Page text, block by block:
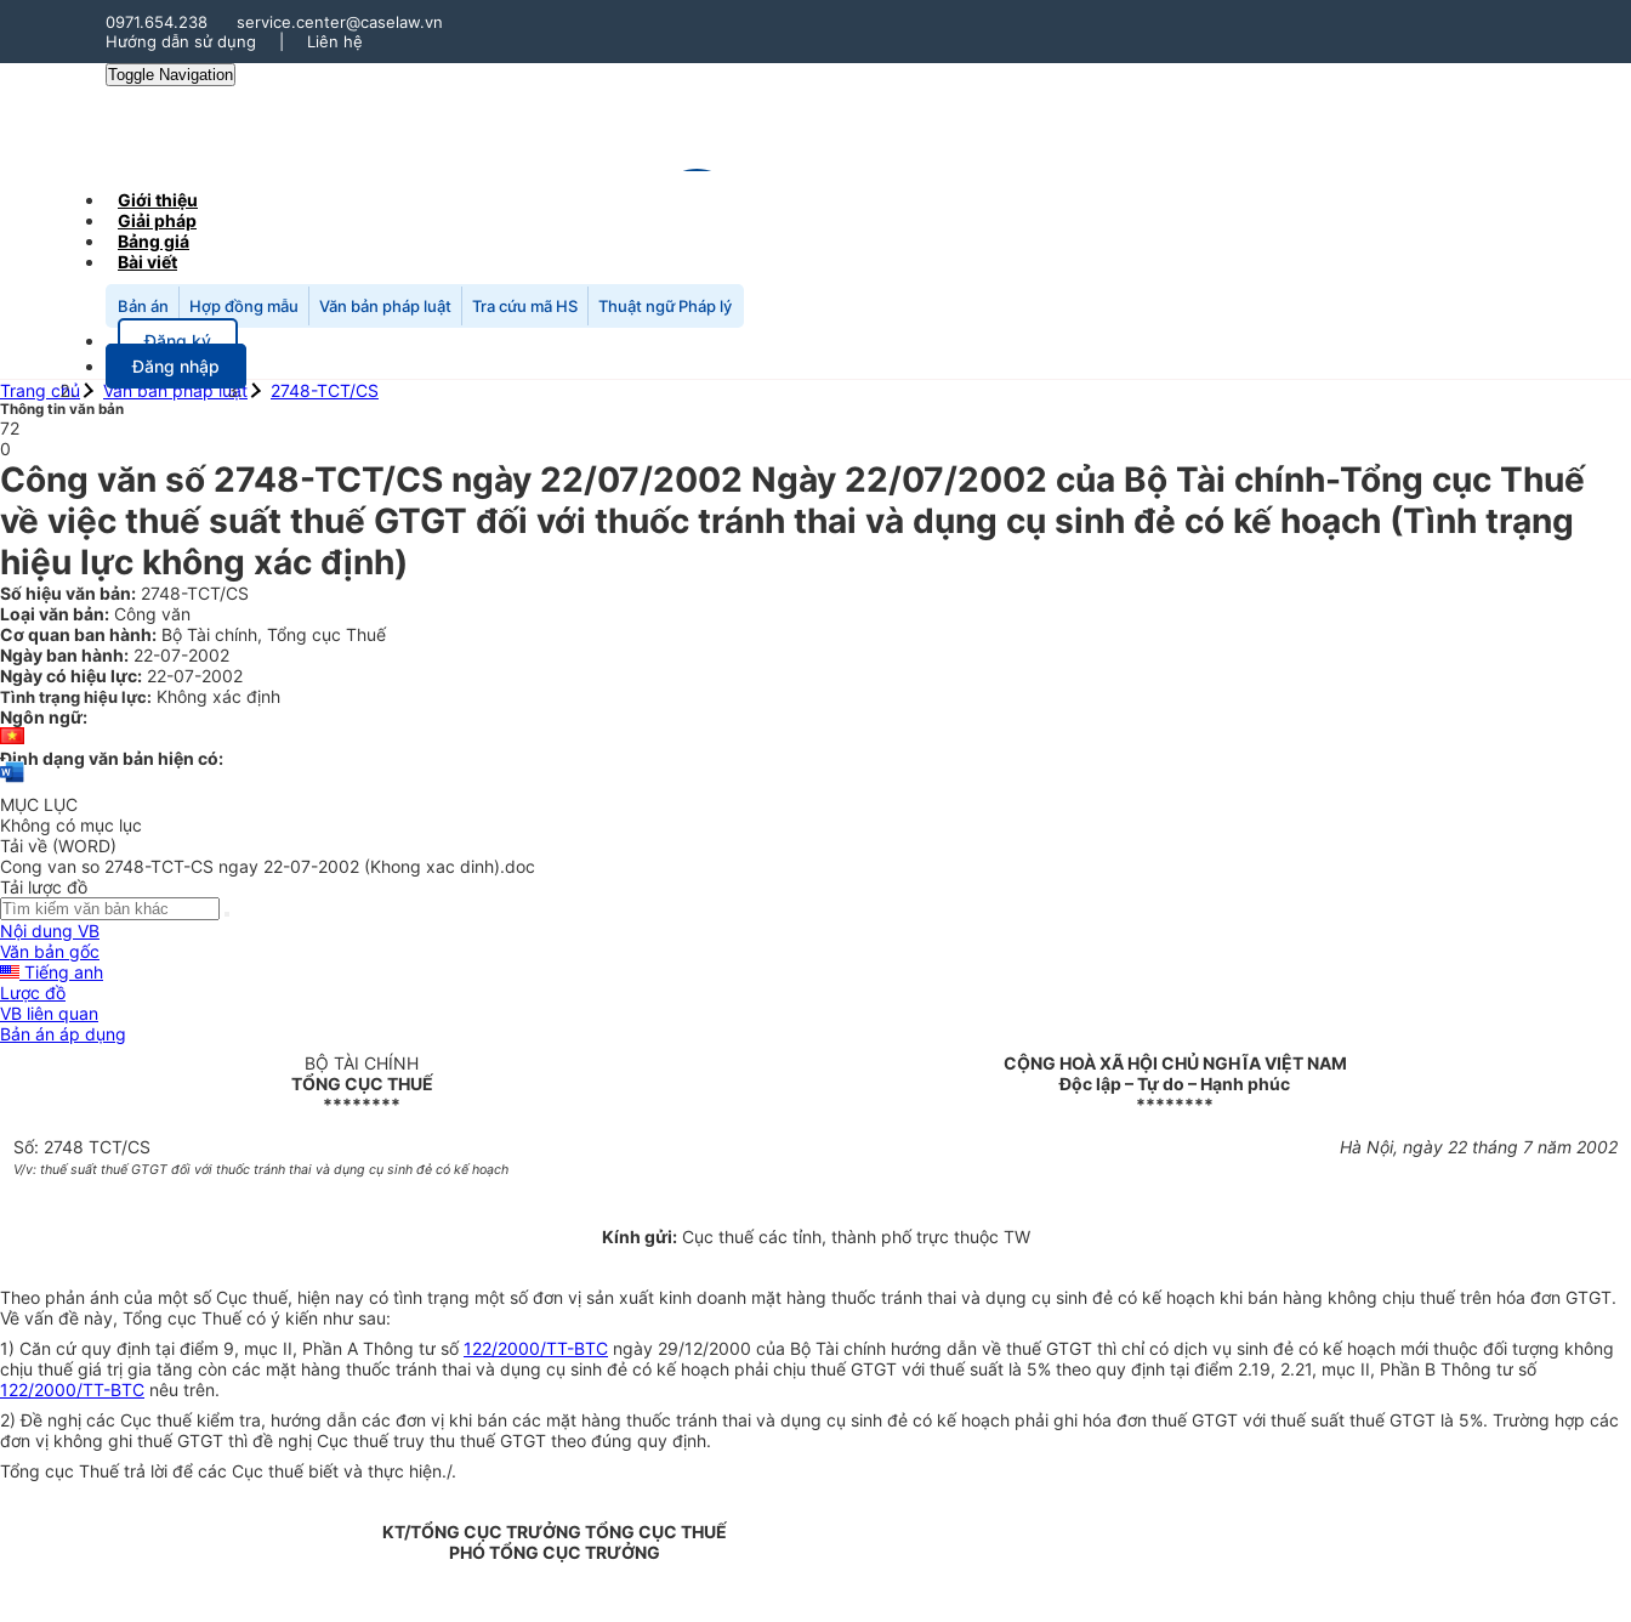
0971.654.238
service.center@caselaw.vn
Hướng dẫn sử dụng
Liên hệ
Toggle Navigation
Giới thiệu
Giải pháp
Bảng giá
Bài viết
Bản án Hợp đồng mẫu Văn bản pháp luật Tra cứu mã HS Thuật ngữ Pháp lý
Đăng ký
Đăng nhập
Trang chủ
Văn bản pháp luật 2748-TCT/CS
Thông tin văn bản
72
0
Công văn số 2748-TCT/CS ngày 22/07/2002 Ngày 22/07/2002 của Bộ Tài chính-Tổng cục Thuế
về việc thuế suất thuế GTGT đối với thuốc tránh thai và dụng cụ sinh đẻ có kế hoạch (Tình trạng
hiệu lực không xác định)
Số hiệu văn bản: 2748-TCT/CS
Loại văn bản: Công văn
Cơ quan ban hành: Bộ Tài chính, Tổng cục Thuế
Ngày ban hành: 22-07-2002
Ngày có hiệu lực: 22-07-2002
Tình trạng hiệu lực: Không xác định
Ngôn ngữ:
Định dạng văn bản hiện có:
MỤC LỤC
Không có mục lục
Tải về (WORD)
Cong van so 2748-TCT-CS ngay 22-07-2002 (Khong xac dinh).doc
Tải lược đồ
Nội dung VB
Văn bản gốc
Tiếng anh
Lược đồ
VB liên quan
Bản án áp dụng
BỘ TÀI CHÍNH
TỔNG CỤC THUẾ
********
CỘNG HOÀ XÃ HỘI CHỦ NGHĨA VIỆT NAM
Độc lập – Tự do – Hạnh phúc
********
Số: 2748 TCT/CS
V/v: thuế suất thuế GTGT đối với thuốc tránh thai và dụng cụ sinh đẻ có kế hoạch
Hà Nội, ngày 22 tháng 7 năm 2002
Kính gửi:Cục thuế các tỉnh, thành phố trực thuộc TW
Theo phản ánh của một số Cục thuế, hiện nay có tình trạng một số đơn vị sản xuất kinh doanh mặt hàng thuốc tránh thai và dụng cụ sinh đẻ có kế hoạch khi bán hàng không chịu thuế trên hóa đơn GTGT.
Về vấn đề này, Tổng cục Thuế có ý kiến như sau:
1) Căn cứ quy định tại điểm 9, mục II, Phần A Thông tư số122/2000/TT-BTC ngày 29/12/2000 của Bộ Tài chính hướng dẫn về thuế GTGT thì chỉ có dịch vụ sinh đẻ có kế hoạch mới thuộc đối tượng không
chịu thuế giá trị gia tăng còn các mặt hàng thuốc tránh thai và dụng cụ sinh đẻ có kế hoạch phải chịu thuế GTGT với thuế suất là 5% theo quy định tại điểm 2.19, 2.21, mục II, Phần B Thông tư số
122/2000/TT-BTC nêu trên.
2) Đề nghị các Cục thuế kiểm tra, hướng dẫn các đơn vị khi bán các mặt hàng thuốc tránh thai và dụng cụ sinh đẻ có kế hoạch phải ghi hóa đơn thuế GTGT với thuế suất thuế GTGT là 5%. Trường hợp các
đơn vị không ghi thuế GTGT thì đề nghị Cục thuế truy thu thuế GTGT theo đúng quy định.
Tổng cục Thuế trả lời để các Cục thuế biết và thực hiện./.
KT/TỔNG CỤC TRƯỞNG TỔNG CỤC THUẾ
PHÓ TỔNG CỤC TRƯỞNG